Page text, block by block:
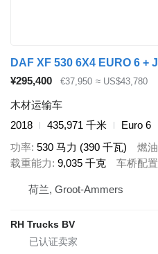
¥295,400 €37,950 ≈ US$43,780
木材运输车
2018
435,971 千米
Euro 6
功率 530 马力 (390 千瓦) 燃油
载重能力 9,035 千克 车桥配置
荷兰, Groot-Ammers
RH Trucks BV